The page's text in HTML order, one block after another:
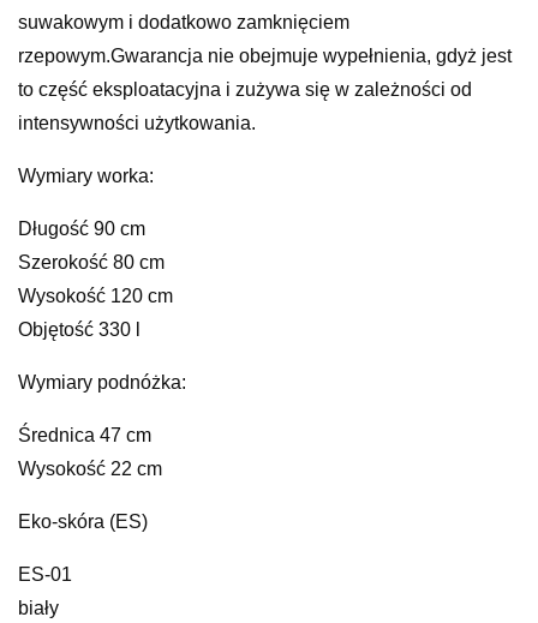
suwakowym i dodatkowo zamknięciem
rzepowym.Gwarancja nie obejmuje wypełnienia, gdyż jest
to część eksploatacyjna i zużywa się w zależności od
intensywności użytkowania.
Wymiary worka:
Długość 90 cm
Szerokość 80 cm
Wysokość 120 cm
Objętość 330 l
Wymiary podnóżka:
Średnica 47 cm
Wysokość 22 cm
Eko-skóra (ES)
ES-01
biały